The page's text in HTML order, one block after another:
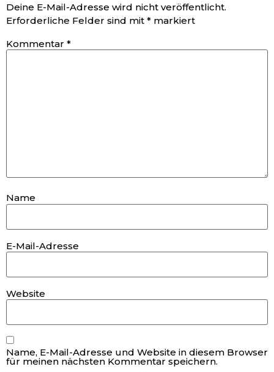
Deine E-Mail-Adresse wird nicht veröffentlicht.
Erforderliche Felder sind mit * markiert
Kommentar *
Name
E-Mail-Adresse
Website
Name, E-Mail-Adresse und Website in diesem Browser
für meinen nächsten Kommentar speichern.